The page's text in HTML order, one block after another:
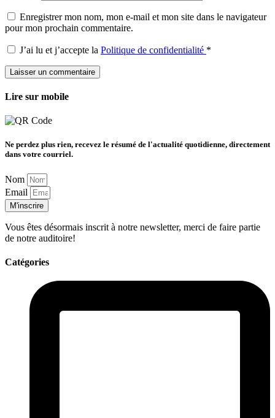
Enregistrer mon nom, mon e-mail et mon site dans le navigateur
pour mon prochain commentaire.
J’ai lu et j’accepte la Politique de confidentialité *
Lire sur mobile
Ne perdez plus rien, recevez le résumé de l'actualité quotidienne, directement
dans votre courriel.
Nom
Email
M'inscrire
Vous êtes désormais inscrit à notre newsletter, merci de faire partie
de notre auditoire!
Catégories